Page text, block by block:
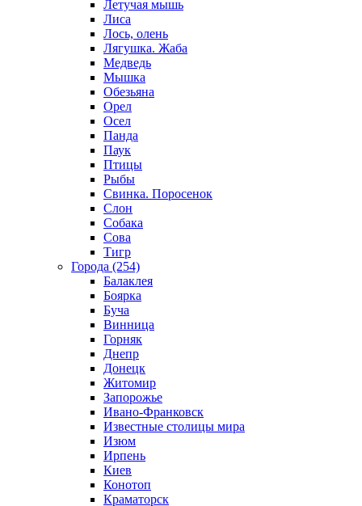
Летучая мышь
Лиса
Лось, олень
Лягушка. Жаба
Медведь
Мышка
Обезьяна
Орел
Осел
Панда
Паук
Птицы
Рыбы
Свинка. Поросенок
Слон
Собака
Сова
Тигр
Города (254)
Балаклея
Боярка
Буча
Винница
Горняк
Днепр
Донецк
Житомир
Запорожье
Ивано-Франковск
Известные столицы мира
Изюм
Ирпень
Киев
Конотоп
Краматорск